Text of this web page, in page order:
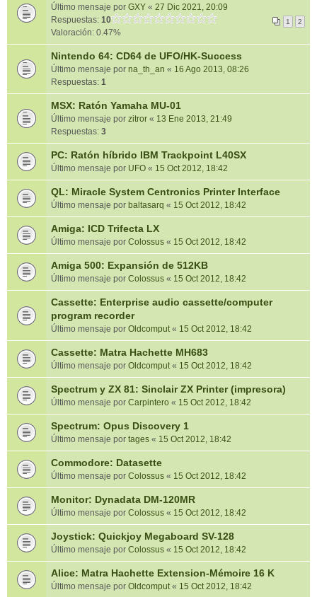
Último mensaje por GXY « 27 Dic 2021, 20:09
Respuestas: 10 1 2
Valoración: 0.47%
Nintendo 64: CD64 de UFO/HK-Success
Último mensaje por na_th_an « 16 Ago 2013, 08:26
Respuestas: 1
MSX: Ratón Yamaha MU-01
Último mensaje por zitror « 13 Ene 2013, 21:49
Respuestas: 3
PC: Ratón híbrido IBM Trackpoint L40SX
Último mensaje por UFO « 15 Oct 2012, 18:42
QL: Miracle System Centronics Printer Interface
Último mensaje por baltasarq « 15 Oct 2012, 18:42
Amiga: ICD Trifecta LX
Último mensaje por Colossus « 15 Oct 2012, 18:42
Amiga 500: Expansión de 512KB
Último mensaje por Colossus « 15 Oct 2012, 18:42
Cassette: Enterprise audio cassette/computer
program recorder
Último mensaje por Oldcomput« 15 Oct 2012, 18:42
Cassette: Matra Hachette MH683
Último mensaje por Oldcomput« 15 Oct 2012, 18:42
Spectrum y ZX 81: Sinclair ZX Printer (impresora)
Último mensaje por Carpintero « 15 Oct 2012, 18:42
Spectrum: Opus Discovery 1
Último mensaje por tages « 15 Oct 2012, 18:42
Commodore: Datasette
Último mensaje por Colossus « 15 Oct 2012, 18:42
Monitor: Dynadata DM-120MR
Último mensaje por Colossus « 15 Oct 2012, 18:42
Joystick: Quickjoy Megaboard SV-128
Último mensaje por Colossus « 15 Oct 2012, 18:42
Alice: Matra Hachette Extension-Mémoire 16 K
Último mensaje por Oldcomput« 15 Oct 2012, 18:42